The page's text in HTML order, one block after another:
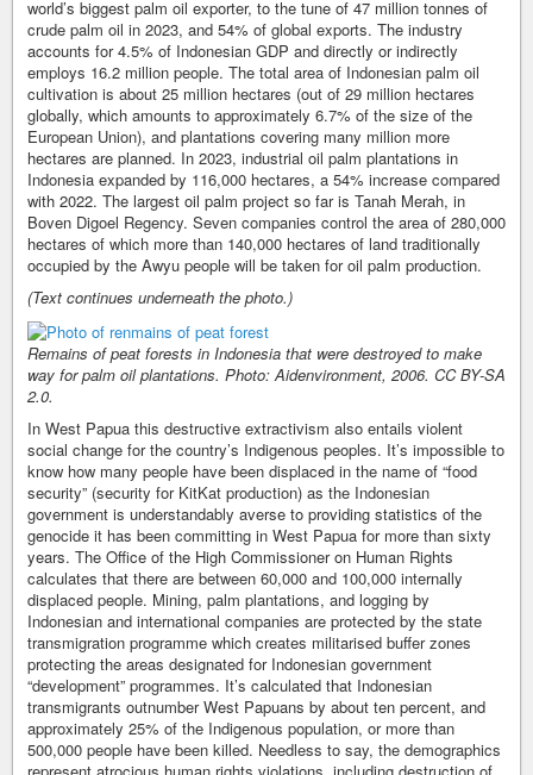
world’s biggest palm oil exporter, to the tune of 47 million tonnes of
crude palm oil in 2023, and 54% of global exports. The industry
accounts for 4.5% of Indonesian GDP and directly or indirectly
employs 16.2 million people. The total area of Indonesian palm oil
cultivation is about 25 million hectares (out of 29 million hectares
globally, which amounts to approximately 6.7% of the size of the
European Union), and plantations covering many million more
hectares are planned. In 2023, industrial oil palm plantations in
Indonesia expanded by 116,000 hectares, a 54% increase compared
with 2022. The largest oil palm project so far is Tanah Merah, in
Boven Digoel Regency. Seven companies control the area of 280,000
hectares of which more than 140,000 hectares of land traditionally
occupied by the Awyu people will be taken for oil palm production.
(Text continues underneath the photo.)
Remains of peat forests in Indonesia that were destroyed to make
way for palm oil plantations. Photo: Aidenvironment, 2006. CC BY-SA
2.0.
In West Papua this destructive extractivism also entails violent
social change for the country’s Indigenous peoples. It’s impossible to
know how many people have been displaced in the name of “food
security” (security for KitKat production) as the Indonesian
government is understandably averse to providing statistics of the
genocide it has been committing in West Papua for more than sixty
years. The Office of the High Commissioner on Human Rights
calculates that there are between 60,000 and 100,000 internally
displaced people. Mining, palm plantations, and logging by
Indonesian and international companies are protected by the state
transmigration programme which creates militarised buffer zones
protecting the areas designated for Indonesian government
“development” programmes. It’s calculated that Indonesian
transmigrants outnumber West Papuans by about ten percent, and
approximately 25% of the Indigenous population, or more than
500,000 people have been killed. Needless to say, the demographics